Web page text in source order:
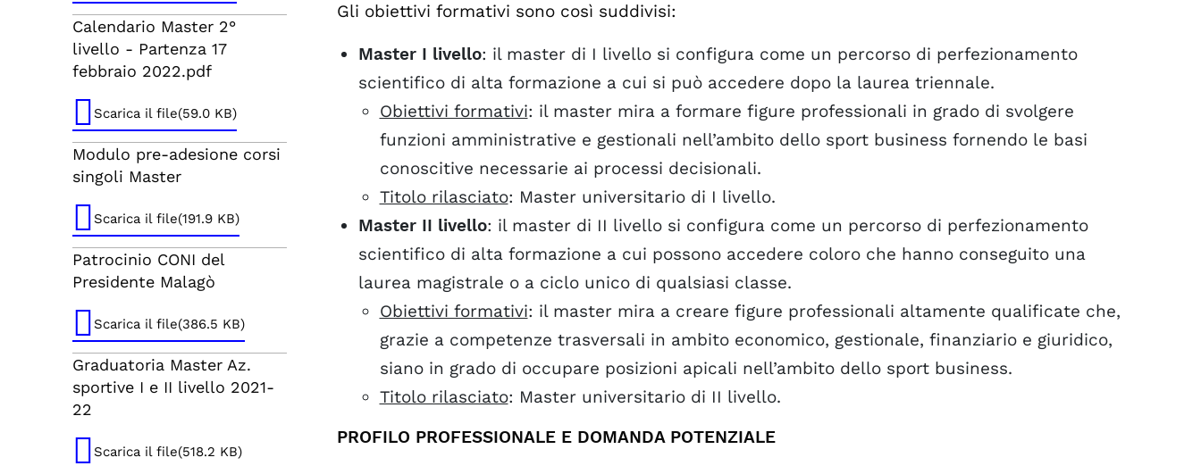
Gli obiettivi formativi sono così suddivisi:
Master I livello: il master di I livello si configura come un percorso di perfezionamento
scientifico di alta formazione a cui si può accedere dopo la laurea triennale.
Obiettivi formativi: il master mira a formare figure professionali in grado di svolgere
funzioni amministrative e gestionali nell’ambito dello sport business fornendo le basi
conoscitive necessarie ai processi decisionali.
Titolo rilasciato: Master universitario di I livello.
Master II livello: il master di II livello si configura come un percorso di perfezionamento
scientifico di alta formazione a cui possono accedere coloro che hanno conseguito una
laurea magistrale o a ciclo unico di qualsiasi classe.
Obiettivi formativi: il master mira a creare figure professionali altamente qualificate che,
grazie a competenze trasversali in ambito economico, gestionale, finanziario e giuridico,
siano in grado di occupare posizioni apicali nell’ambito dello sport business.
Titolo rilasciato: Master universitario di II livello.
PROFILO PROFESSIONALE E DOMANDA POTENZIALE
Calendario Master 2°
livello - Partenza 17
febbraio 2022.pdf
Scarica il file(59.0 KB)
Modulo pre-adesione corsi
singoli Master
Scarica il file(191.9 KB)
Patrocinio CONI del
Presidente Malagò
Scarica il file(386.5 KB)
Graduatoria Master Az.
sportive I e II livello 2021-
22
Scarica il file(518.2 KB)